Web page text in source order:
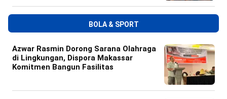
BOLA & SPORT
Azwar Rasmin Dorong Sarana Olahraga
di Lingkungan, Dispora Makassar
Komitmen Bangun Fasilitas